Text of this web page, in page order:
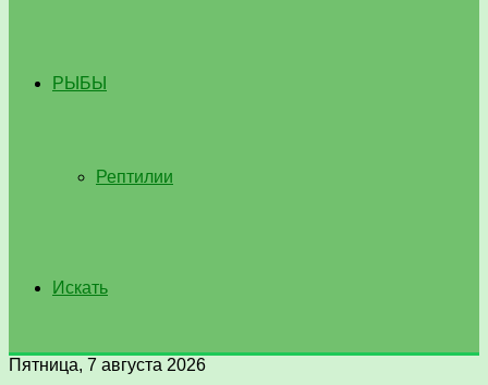
РЫБЫ
Рептилии
Искать
Пятница, 7 августа 2026